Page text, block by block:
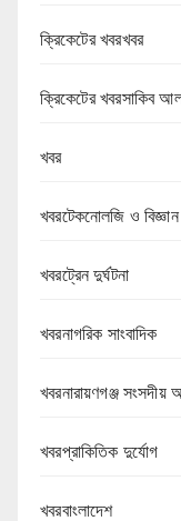
ক্রিকেটের খবরখবর
ক্রিকেটের খবরসাকিব
খবর
খবরটেকনোলজি ও বিজ্ঞান
খবরট্রেন দুর্ঘটনা
খবরনাগরিক সাংবাদিক
খবরনারায়ণগঞ্জ সংসদীয়
খবরপ্রাকিতিক দুর্যোগ
খবরবাংলাদেশ